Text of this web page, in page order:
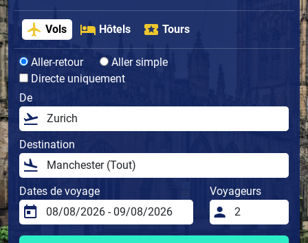
Vols Hôtels Tours
Aller-retour
Aller simple
Directe uniquement
De
Destination
Dates de voyage Voyageurs